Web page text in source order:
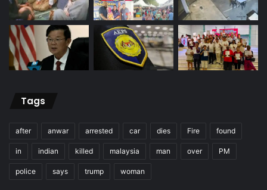
Tags
after anwar arrested car dies Fire found
in indian killed malaysia man over PM
police says trump woman